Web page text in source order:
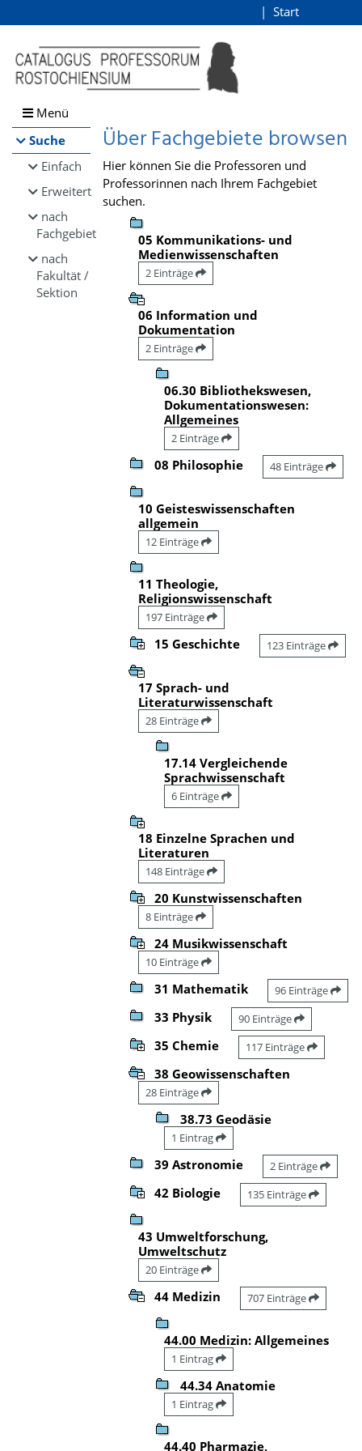
Browsen
direkt zum Inhalt
Start
Menü
Suche
Einfach
Erweitert
nach
Fachgebiet
nach
Fakultät /
Sektion
Über Fachgebiete browsen
Hier können Sie die Professoren und
Professorinnen nach Ihrem Fachgebiet
suchen.
05 Kommunikations- und
Medienwissenschaften
2 Einträge
06 Information und
Dokumentation
2 Einträge
06.30 Bibliothekswesen,
Dokumentationswesen:
Allgemeines
2 Einträge
08 Philosophie 48 Einträge
10 Geisteswissenschaften
allgemein
12 Einträge
11 Theologie,
Religionswissenschaft
197 Einträge
15 Geschichte 123 Einträge
17 Sprach- und
Literaturwissenschaft
28 Einträge
17.14 Vergleichende
Sprachwissenschaft
6 Einträge
18 Einzelne Sprachen und
Literaturen
148 Einträge
20 Kunstwissenschaften
8 Einträge
24 Musikwissenschaft
10 Einträge
31 Mathematik 96 Einträge
33 Physik 90 Einträge
35 Chemie 117 Einträge
38 Geowissenschaften
28 Einträge
38.73 Geodäsie
1 Eintrag
39 Astronomie 2 Einträge
42 Biologie 135 Einträge
43 Umweltforschung,
Umweltschutz
20 Einträge
44 Medizin 707 Einträge
44.00 Medizin: Allgemeines
1 Eintrag
44.34 Anatomie
1 Eintrag
44.40 Pharmazie,